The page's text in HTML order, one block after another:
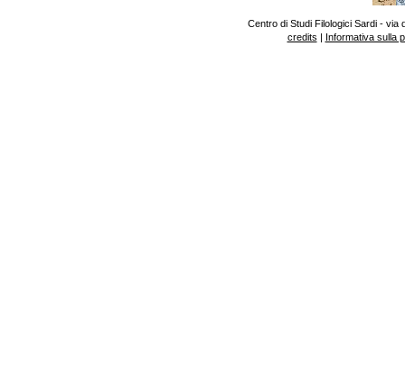
Centro di Studi Filologici Sardi - via
credits | Informativa sulla